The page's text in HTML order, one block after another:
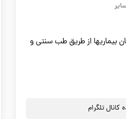
بیماریها از طریق طب سنتی و
تلگرام